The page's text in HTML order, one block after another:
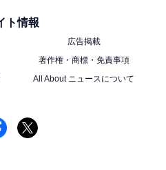
ト情報
広告掲載
著作権・商標・免責事項
All About ニュースについて